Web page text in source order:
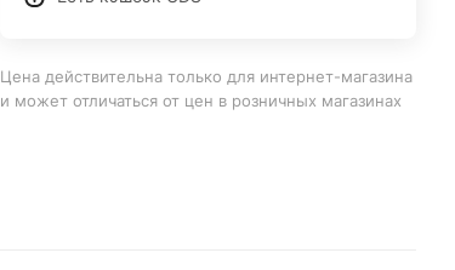
Цена действительна только для интернет-магазина
и может отличаться от цен в розничных магазинах